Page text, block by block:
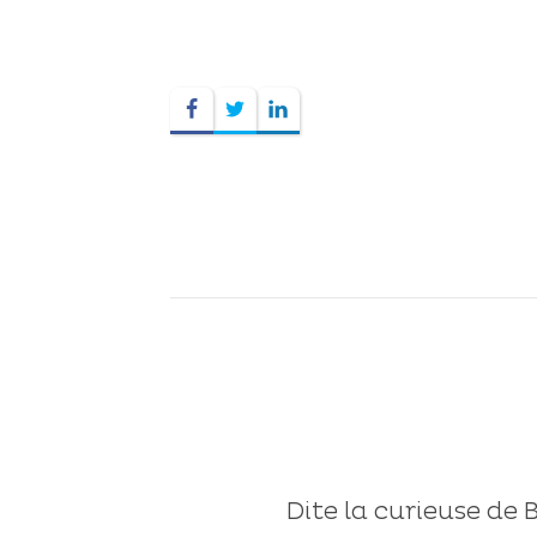
Dite la curieuse de